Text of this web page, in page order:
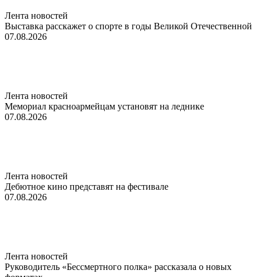
Лента новостей
Выставка расскажет о спорте в годы Великой Отечественной
07.08.2026
Лента новостей
Мемориал красноармейцам установят на леднике
07.08.2026
Лента новостей
Дебютное кино представят на фестивале
07.08.2026
Лента новостей
Руководитель «Бессмертного полка» рассказала о новых